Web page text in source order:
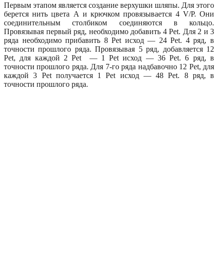
Первым этапом является создание верхушки шляпы. Для этого
берется нить цвета А и крючком провязывается 4 V/P. Они
соединительным столбиком соединяются в кольцо.
Провязывая первый ряд, необходимо добавить 4 Pet. Для 2 и 3
ряда необходимо прибавить 8 Pet исход — 24 Pet. 4 ряд, в
точности прошлого ряда. Провязывая 5 ряд, добавляется 12
Pet, для каждой 2 Pet — 1 Pet исход — 36 Pet. 6 ряд, в
точности прошлого ряда. Для 7-го ряда надбавочно 12 Pet, для
каждой 3 Pet получается 1 Pet исход — 48 Pet. 8 ряд, в
точности прошлого ряда.